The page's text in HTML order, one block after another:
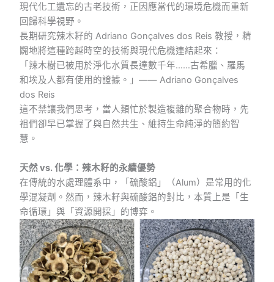
現代化工遺忘的古老技術，正因應當代的環境危機而重新
回歸科學視野。
長期研究辣木籽的 Adriano Gonçalves dos Reis 教授，精
闢地將這種跨越時空的技術與現代危機連結起來：
「辣木樹已被用於淨化水質長達數千年……古希臘、羅馬
和埃及人都有使用的證據。」—— Adriano Gonçalves
dos Reis
這不禁讓我們思考，當人類忙於製造複雜的聚合物時，先
祖們卻早已掌握了與自然共生、維持生命純淨的簡約智
慧。
天然 vs. 化學：辣木籽的永續優勢
在傳統的水處理體系中，「硫酸鋁」（Alum）是常用的化
學混凝劑。然而，辣木籽與硫酸鋁的對比，本質上是「生
命循環」與「資源開採」的博弈。